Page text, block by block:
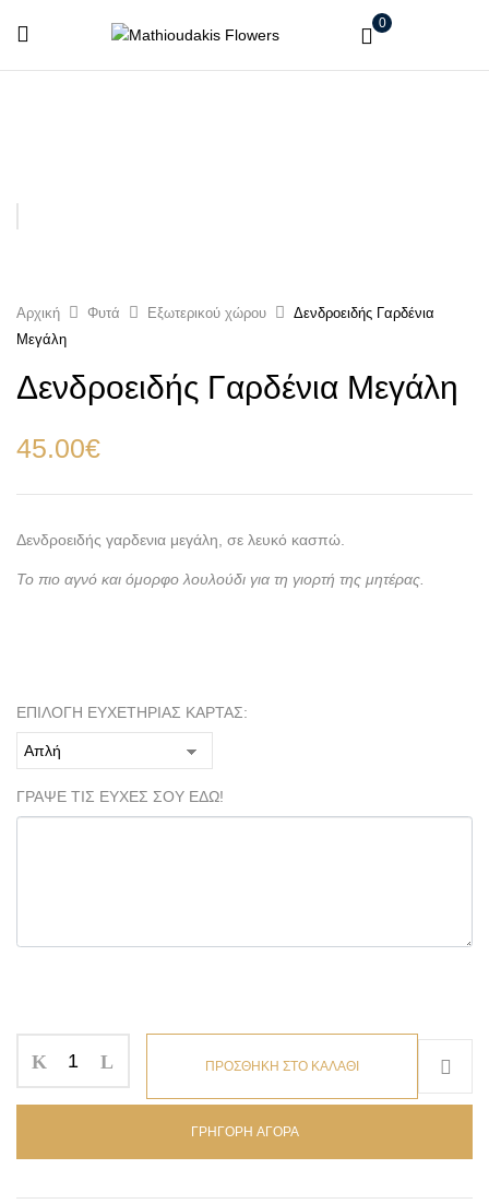
0
Αρχική Φυτά Εξωτερικού χώρου
Δενδροειδής Γαρδένια
Μεγάλη
Δενδροειδής Γαρδένια Μεγάλη
45.00€
Δενδροειδής γαρδενια μεγάλη, σε λευκό κασπώ.
Το πιο αγνό και όμορφο λουλούδι για τη γιορτή της μητέρας.
ΕΠΙΛΟΓΗ ΕΥΧΕΤΗΡΙΑΣ ΚΑΡΤΑΣ:
ΓΡΑΨΕ ΤΙΣ ΕΥΧΕΣ ΣΟΥ ΕΔΩ!
ΠΡΟΣΘΗΚΗ ΣΤΟ ΚΑΛΑΘΙ
ΓΡΗΓΟΡΗ ΑΓΟΡΑ